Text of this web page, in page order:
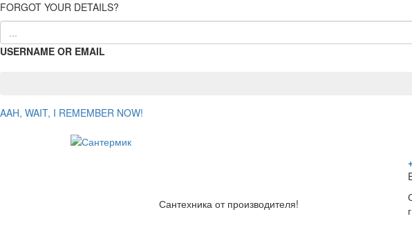
FORGOT YOUR DETAILS?
USERNAME OR EMAIL
AAH, WAIT, I REMEMBER NOW!
Сантехника от производителя!